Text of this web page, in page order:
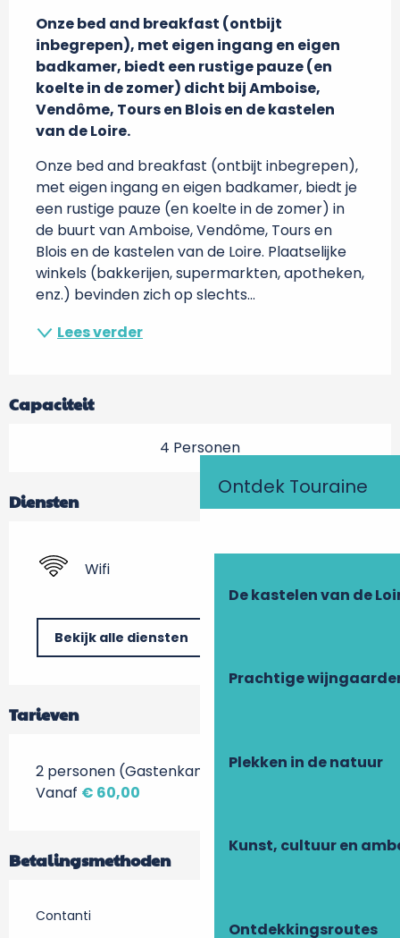
Ontdek Touraine
De kastelen van de
Prachtige
Plekken in de natuur
Kunst, cultuur en
Ontdekkingsroutes
Onze bed and breakfast (ontbijt
inbegrepen), met eigen ingang en eigen
badkamer, biedt een rustige pauze (en
koelte in de zomer) dicht bij Amboise,
Vendôme, Tours en Blois en de kastelen
van de Loire.
Onze bed and breakfast (ontbijt inbegrepen),
met eigen ingang en eigen badkamer, biedt je
een rustige pauze (en koelte in de zomer) in
de buurt van Amboise, Vendôme, Tours en
Blois en de kastelen van de Loire. Plaatselijke
winkels (bakkerijen, supermarkten, apotheken,
enz.) bevinden zich op slechts...
Lees verder
Capaciteit
4 Personen
Diensten
Wifi
Bekijk alle diensten
Tarieven
2 personen (Gastenkamers + ontbijt)
Vanaf € 60,00
Betalingsmethoden
Contanti